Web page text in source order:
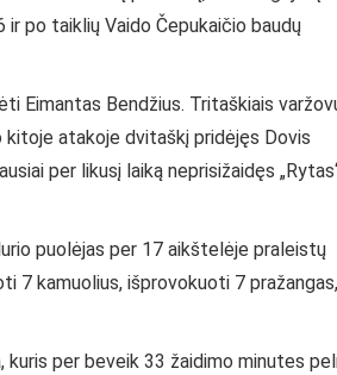
po taiklių Vaido Čepukaičio baudų
Eimantas Bendžius. Tritaškiais
atakoje dvitaškį pridėjęs Dovis
per likusį laiką neprisižaidęs
puolėjas per 17 aikštelėje praleistų
7 kamuolius, išprovokuoti 7 pražangas,
kuris per beveik 33 žaidimo minutes